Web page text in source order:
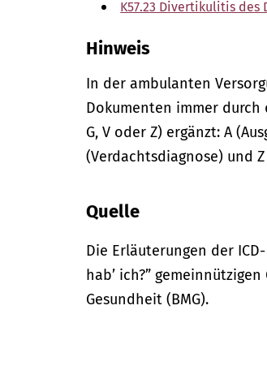
K57.23 Divertikulitis des
Hinweis
In derambulanten
Dokumenten immer durch
G, V oder Z) ergänzt: A
(Verdachtsdiagnose) und
Quelle
Die Erläuterungen der
hab’ ich?”
Gesundheit (BMG).